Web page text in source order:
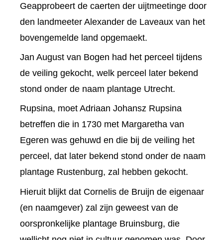
Geapprobeert de caerten der uijtmeetinge door
den landmeeter Alexander de Laveaux van het
bovengemelde land opgemaekt.
Jan August van Bogen had het perceel tijdens
de veiling gekocht, welk perceel later bekend
stond onder de naam plantage Utrecht.
Rupsina, moet Adriaan Johansz Rupsina
betreffen die in 1730 met Margaretha van
Egeren was gehuwd en die bij de veiling het
perceel, dat later bekend stond onder de naam
plantage Rustenburg, zal hebben gekocht.
Hieruit blijkt dat Cornelis de Bruijn de eigenaar
(en naamgever) zal zijn geweest van de
oorspronkelijke plantage Bruinsburg, die